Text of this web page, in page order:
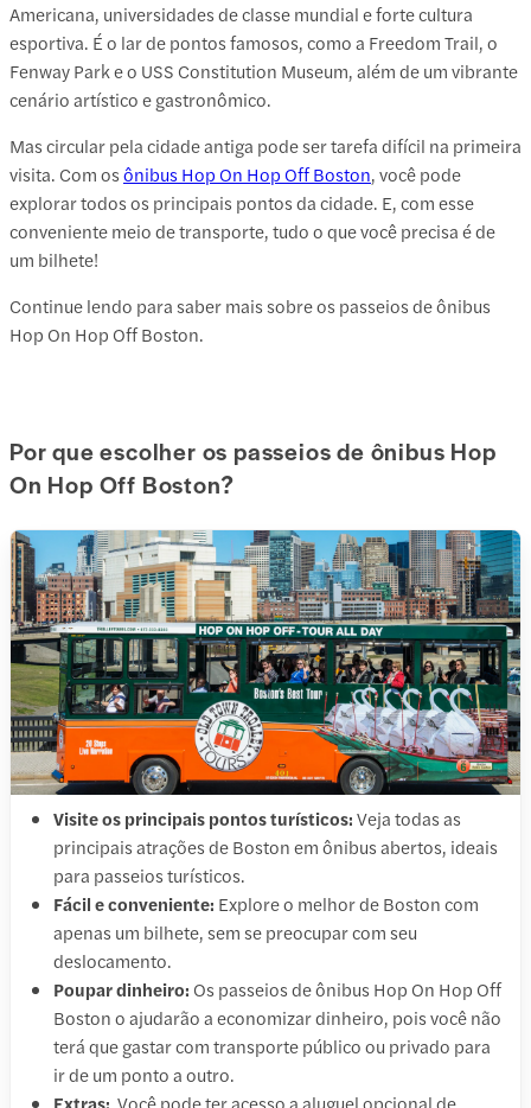
Americana, universidades de classe mundial e forte cultura
esportiva. É o lar de pontos famosos, como a Freedom Trail, o
Fenway Park e o USS Constitution Museum, além de um vibrante
cenário artístico e gastronômico.
Mas circular pela cidade antiga pode ser tarefa difícil na primeira
visita. Com osônibus Hop On Hop Off Boston, você pode
explorar todos os principais pontos da cidade. E, com esse
conveniente meio de transporte, tudo o que você precisa é de
um bilhete!
Continue lendo para saber mais sobre os passeios de ônibus
Hop On Hop Off Boston.
Por que escolher os passeios de ônibus Hop
On Hop Off Boston?
Visite os principais pontos turísticos:Veja todas as
principais atrações de Boston em ônibus abertos, ideais
para passeios turísticos.
Fácil e conveniente: Explore o melhor de Boston com
apenas um bilhete, sem se preocupar com seu
deslocamento.
Poupar dinheiro: Os passeios de ônibus Hop On Hop Off
Boston o ajudarão a economizar dinheiro, pois você não
terá que gastar com transporte público ou privado para
ir de um ponto a outro.
Extras: Você pode ter acesso a aluguel opcional de